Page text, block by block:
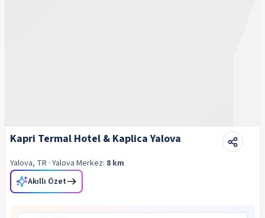
Kapri Termal Hotel & Kaplica Yalova
Yalova, TR · Yalova Merkez: 8 km
Akıllı Özet